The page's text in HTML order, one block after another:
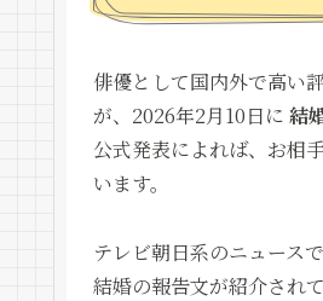
俳優として国内外で高い
が、2026年2月10日に 結
公式発表によれば、お相
います。
テレビ朝日系のニュース
結婚の報告文が紹介されて